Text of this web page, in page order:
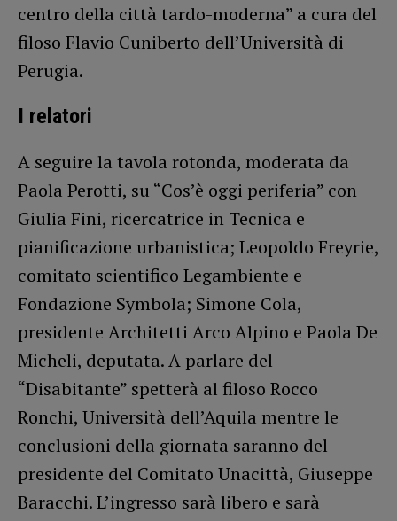
centro della città tardo-moderna” a cura del
filoso Flavio Cuniberto dell’Università di
Perugia.
I relatori
A seguire la tavola rotonda, moderata da
Paola Perotti, su “Cos’è oggi periferia” con
Giulia Fini, ricercatrice in Tecnica e
pianificazione urbanistica; Leopoldo Freyrie,
comitato scientifico Legambiente e
Fondazione Symbola; Simone Cola,
presidente Architetti Arco Alpino e Paola De
Micheli, deputata. A parlare del
“Disabitante” spetterà al filoso Rocco
Ronchi, Università dell’Aquila mentre le
conclusioni della giornata saranno del
presidente del Comitato Unacittà, Giuseppe
Baracchi. L’ingresso sarà libero e sarà